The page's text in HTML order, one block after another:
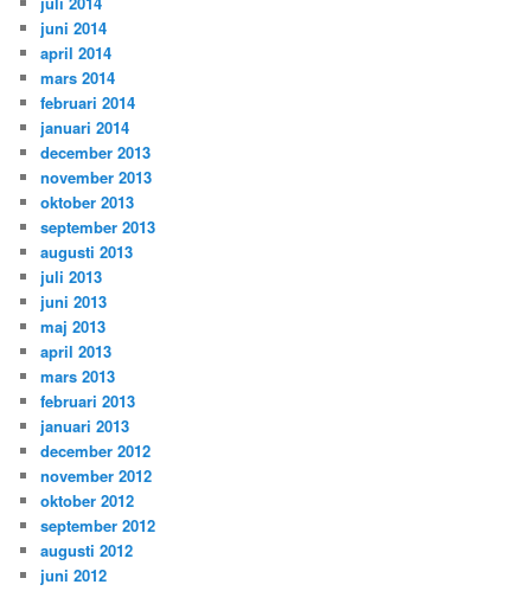
juni 2014
april 2014
mars 2014
februari 2014
januari 2014
december 2013
november 2013
oktober 2013
september 2013
augusti 2013
juli 2013
juni 2013
maj 2013
april 2013
mars 2013
februari 2013
januari 2013
december 2012
november 2012
oktober 2012
september 2012
augusti 2012
juni 2012